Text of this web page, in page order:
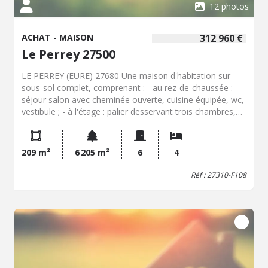
12 photos
312 960 €
ACHAT - MAISON
Le Perrey 27500
LE PERREY (EURE) 27680 Une maison d'habitation sur
sous-sol complet, comprenant : - au rez-de-chaussée :
séjour salon avec cheminée ouverte, cuisine équipée, wc,
vestibule ; - à l'étage : palier desservant trois chambres,
de douche, salle de jeux, chambre. Trois dépendances. Le
tout sur un terrain clos et arboré de 6 205 m²
209 m² 6 205 m² 6 4
Réf : 27310-F108